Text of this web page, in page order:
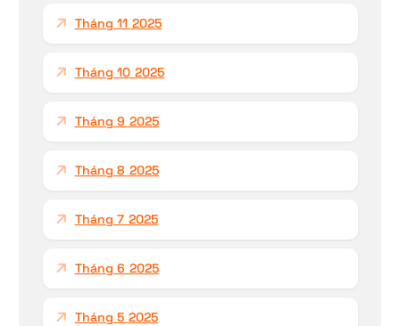
Tháng 11 2025
Tháng 10 2025
Tháng 9 2025
Tháng 8 2025
Tháng 7 2025
Tháng 6 2025
Tháng 5 2025